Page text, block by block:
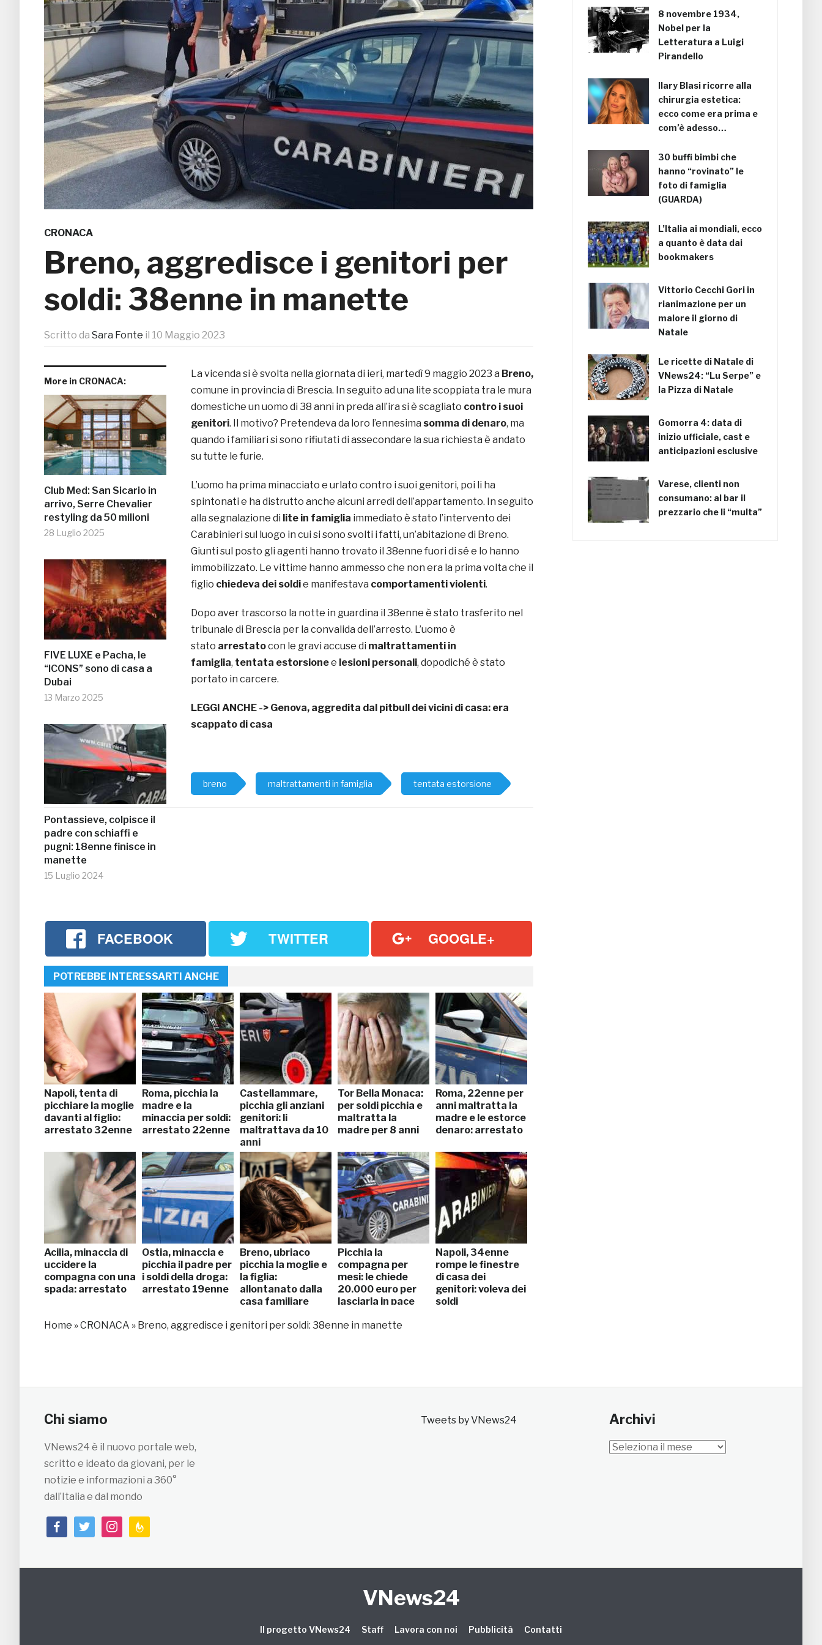
CRONACA
Breno, aggredisce i genitori per
soldi: 38enne in manette
Scritto da Sara Fonte il 10 Maggio 2023
More in CRONACA:
Club Med: San Sicario in
arrivo, Serre Chevalier
restyling da 50 milioni
28 Luglio 2025
FIVE LUXE e Pacha, le
“ICONS” sono di casa a
Dubai
13 Marzo 2025
Pontassieve, colpisce il
padre con schiaffi e
pugni: 18enne finisce in
manette
15 Luglio 2024
La vicenda si è svolta nella giornata di ieri, martedì 9 maggio 2023 a Breno,
comune in provincia di Brescia. In seguito ad una lite scoppiata tra le mura
domestiche un uomo di 38 anni in preda all’ira si è scagliato contro i suoi
genitori. Il motivo? Pretendeva da loro l’ennesima somma di denaro, ma
quando i familiari si sono rifiutati di assecondare la sua richiesta è andato
su tutte le furie.
L’uomo ha prima minacciato e urlato contro i suoi genitori, poi li ha
spintonati e ha distrutto anche alcuni arredi dell’appartamento. In seguito
alla segnalazione di lite in famiglia immediato è stato l’intervento dei
Carabinieri sul luogo in cui si sono svolti i fatti, un’abitazione di Breno.
Giunti sul posto gli agenti hanno trovato il 38enne fuori di sé e lo hanno
immobilizzato. Le vittime hanno ammesso che non era la prima volta che il
figlio chiedeva dei soldie manifestava comportamenti violenti.
Dopo aver trascorso la notte in guardina il 38enne è stato trasferito nel
tribunale di Brescia per la convalida dell’arresto. L’uomo è
stato arrestatocon le gravi accuse di maltrattamenti in
famiglia, tentata estorsionee lesioni personali, dopodiché è stato
portato in carcere.
LEGGI ANCHE -> Genova, aggredita dal pitbull dei vicini di casa: era
scappato di casa
breno maltrattamenti in famiglia tentata estorsione
FACEBOOK TWITTER GOOGLE+
POTREBBE INTERESSARTI ANCHE
Napoli, tenta di
picchiare la moglie
davanti al figlio:
arrestato 32enne
Roma, picchia la
madre e la
minaccia per soldi:
arrestato 22enne
Castellammare,
picchia gli anziani
genitori: li
maltrattava da 10
anni
Tor Bella Monaca:
per soldi picchia e
maltratta la
madre per 8 anni
Roma, 22enne per
anni maltratta la
madre e le estorce
denaro: arrestato
Acilia, minaccia di
uccidere la
compagna con una
spada: arrestato
Ostia, minaccia e
picchia il padre per
i soldi della droga:
arrestato 19enne
Breno, ubriaco
picchia la moglie e
la figlia:
allontanato dalla
casa familiare
Picchia la
compagna per
mesi: le chiede
20.000 euro per
lasciarla in pace
Napoli, 34enne
rompe le finestre
di casa dei
genitori: voleva dei
soldi
Home »CRONACA » Breno, aggredisce i genitori per soldi: 38enne in manette
8 novembre 1934,
Nobel per la
Letteratura a Luigi
Pirandello
Ilary Blasi ricorre alla
chirurgia estetica:
ecco come era prima e
com’è adesso…
30 buffi bimbi che
hanno “rovinato” le
foto di famiglia
(GUARDA)
L’Italia ai mondiali, ecco
a quanto è data dai
bookmakers
Vittorio Cecchi Gori in
rianimazione per un
malore il giorno di
Natale
Le ricette di Natale di
VNews24: “Lu Serpe” e
la Pizza di Natale
Gomorra 4: data di
inizio ufficiale, cast e
anticipazioni esclusive
Varese, clienti non
consumano: al bar il
prezzario che li “multa”
Chi siamo
VNews24 è il nuovo portale web,
scritto e ideato da giovani, per le
notizie e informazioni a 360°
dall’Italia e dal mondo
facebooktwitterinstagramfeedburner
Tweets by VNews24 Archivi
Archivi
VNews24
Il progetto VNews24 Staff Lavora con noi Pubblicità Contatti